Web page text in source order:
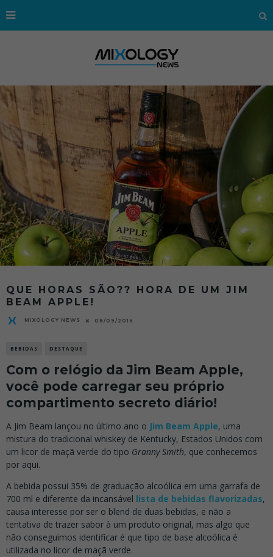
QUE HORAS SÃO?? HORA DE UM JIM
BEAM APPLE!
MIXOLOGY NEWS 08/09/2016
BEBIDAS DESTAQUE
Com o relógio da Jim Beam Apple,
você pode carregar seu próprio
compartimento secreto diário!
A Jim Beam lançou no último ano o Jim Beam Apple, uma
mistura do tradicional whiskey de Kentucky, Estados Unidos com
um licor de maçã verde do tipo Granny Smith, que conhecemos
por aqui.
A bebida possui 35% de graduação alcoólica em uma garrafa de
700 ml e diferente da incansável lista de bebidas flavorizadas,
causa interesse por ser o blend de duas bebidas, e não a
tentativa de trazer sabor à um produto original, mas algo que
não conseguimos identificar é que tipo de base alcoólica é
utilizada no licor de maçã verde.